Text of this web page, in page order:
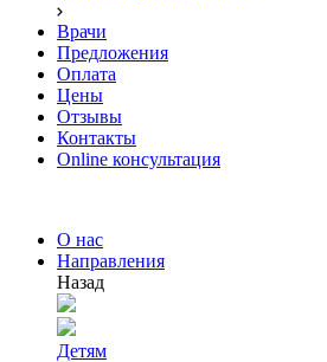
Врачи
Предложения
Оплата
Цены
Отзывы
Контакты
Online консультация
О нас
Направления
Назад
Детям